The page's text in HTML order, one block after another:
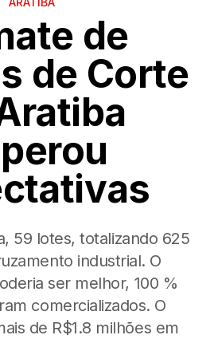
de
de Corte
59 lotes, totalizando 625
industrial. O
ser melhor, 100 %
comercializados. O
de R$1.8 milhões em